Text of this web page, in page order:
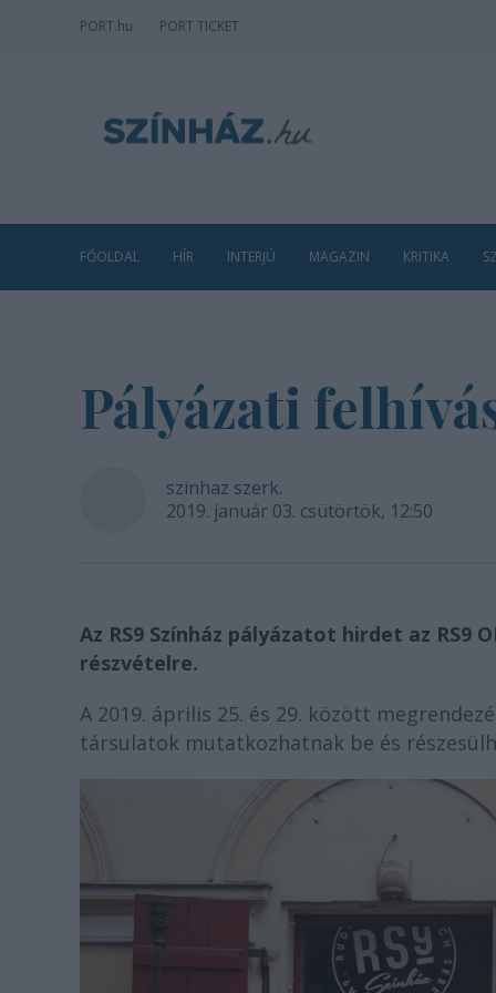
PORT.hu PORT TICKET
FŐOLDAL HÍR INTERJÚ MAGAZIN KRITIKA
Pályázati
szinhaz szerk.
2019. január 03. csütörtök, 12:50
Az RS9 Színház pályázatot hirdet az RS9
részvételre.
A 2019. április 25. és 29. között
társulatok mutatkozhatnak be és